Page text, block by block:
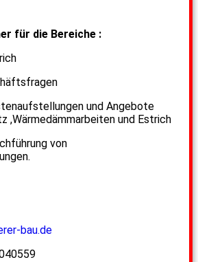
für die Bereiche :
und Angebote
,Wärmedämmarbeiten und Estrich
von
bau.de